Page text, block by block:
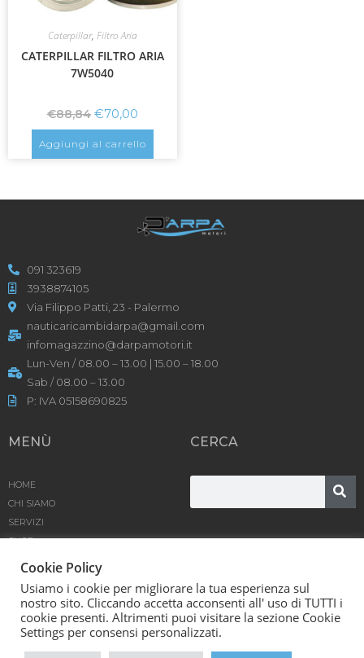
Caterpillar, Filtro Aria
CATERPILLAR FILTRO ARIA
7W5040
€88,84 €70,00
Aggiungi al carrello
091 323619
3938874105
Via Filippo Patti, 23 - Palermo
nauticaricambidarpa@gmail.com
infomagazzino@darpamotori.it
Lun-Ven / 08.00 – 13.00 | 15.00 – 18.00
Sab / 08.00 – 13.00
P: IVA 05158690825
MENÙ
HOME
CHI SIAMO
SERVIZI
SHOP
CONTATTACI
CERCA
D’Arpa Motori SRL © [year] | Powered by
Cookie Policy
Usiamo i cookie per migliorare la tua esperienza sul
nostro sito. Cliccando accetta acconsenti all' uso di TUTTI i
cookie presenti. Altrimenti puoi visitare la sezione Cookie
Settings per consensi personalizzati.